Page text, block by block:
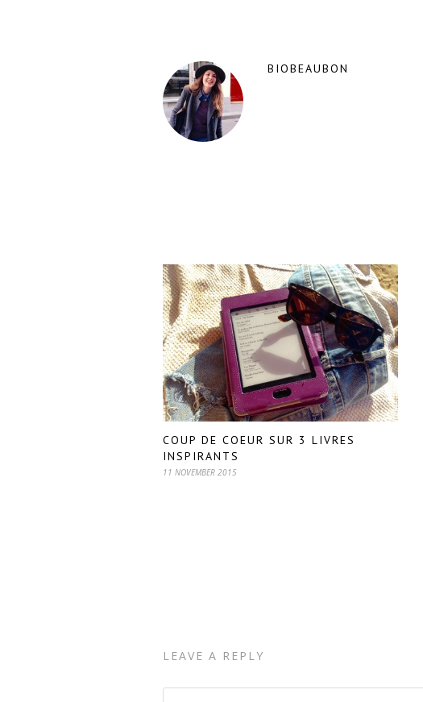
BIOBEAUBON
COUP DE COEUR SUR 3 LIVRES
INSPIRANTS
11 NOVEMBER 2015
LEAVE A REPLY